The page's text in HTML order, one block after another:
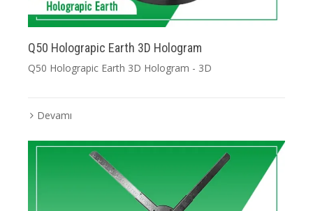
Q50 Holograpic Earth 3D Hologram
Q50 Holograpic Earth 3D Hologram - 3D
Devamı